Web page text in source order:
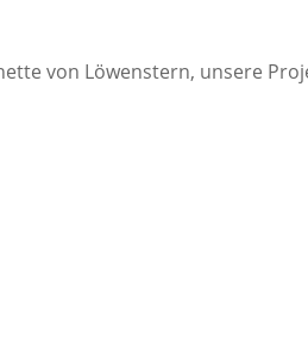
von Löwenstern, unsere